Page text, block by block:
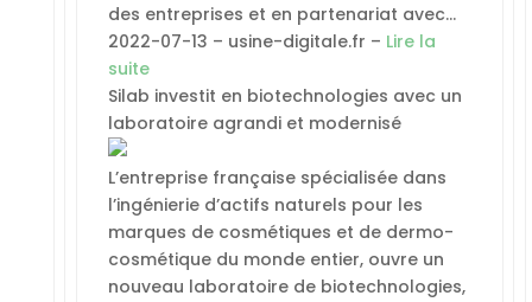
des entreprises et en partenariat avec…
2022-07-13 – usine-digitale.fr – Lire la
suite
Silab investit en biotechnologies avec un
laboratoire agrandi et modernisé
L’entreprise française spécialisée dans
l’ingénierie d’actifs naturels pour les
marques de cosmétiques et de dermo-
cosmétique du monde entier, ouvre un
nouveau laboratoire de biotechnologies,